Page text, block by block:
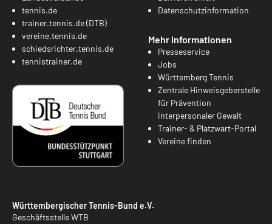
tennis.de
trainer.tennis.de (DTB)
vereine.tennis.de
schiedsrichter.tennis.de
tennistrainer.de
Datenschutzinformation
Mehr Informationen
Presseservice
Jobs
Württemberg Tennis
Zentrale Hinweisgeberstelle
für Prävention
interpersonaler Gewalt
Trainer- & Platzwart-Portal
Vereine finden
Württembergischer Tennis-Bund e.V.
Geschäftsstelle WTB